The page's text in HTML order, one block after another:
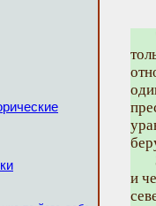
и